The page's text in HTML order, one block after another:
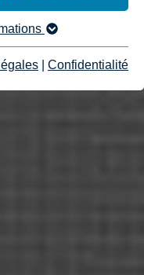
Confidentialité